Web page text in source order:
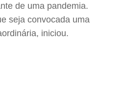
de uma pandemia.
seja convocada uma
iniciou.